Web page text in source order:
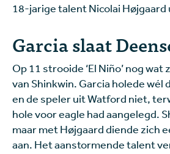
18-jarige talent Nicolai
Garcia slaat
Op 11 strooide ‘El Niño’ nog wat
van Shinkwin. Garcia holede wél
en de speler uit Watford niet,
hole voor eagle had aangelegd.
maar met Højgaard diende zich
aan. Het aanstormende talent